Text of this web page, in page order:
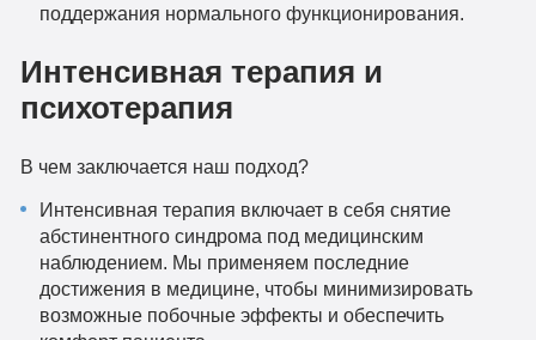
поддержания нормального функционирования.
Интенсивная терапия и
психотерапия
В чем заключается наш подход?
Интенсивная терапия включает в себя снятие
абстинентного синдрома под медицинским
наблюдением. Мы применяем последние
достижения в медицине, чтобы минимизировать
возможные побочные эффекты и обеспечить